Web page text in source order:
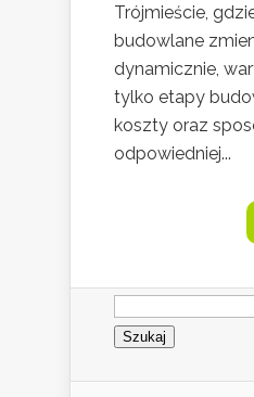
Trójmieście,
budowlane
dynamicznie,
tylko etapy
koszty oraz
odpowiedniej...
Szukaj: